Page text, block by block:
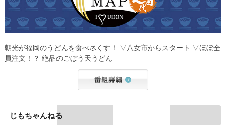
朝光が福岡のうどんを食べ尽くす！ ▽八女市からスタート ▽ほぼ全
員注文！？ 絶品のごぼう天うどん
じもちゃんねる